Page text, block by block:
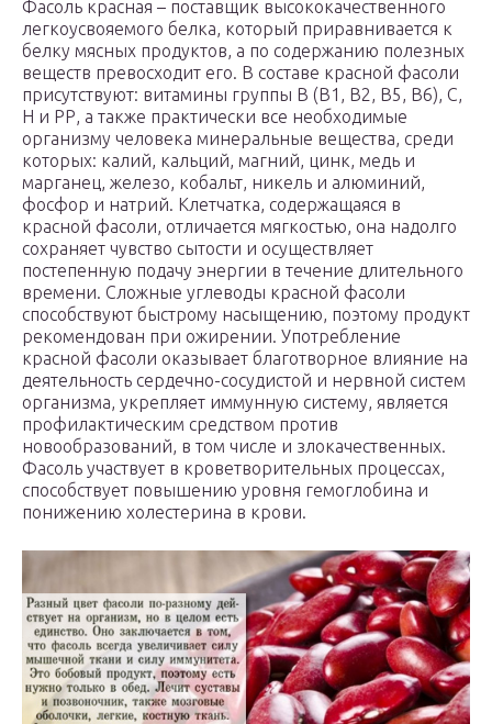
Фасоль красная – поставщик высококачественного
легкоусвояемого белка, который приравнивается к
белку мясных продуктов, а по содержанию полезных
веществ превосходит его. В составе красной фасоли
присутствуют: витамины группы В (В1, В2, В5, В6), С,
Н и РР, а также практически все необходимые
организму человека минеральные вещества, среди
которых: калий, кальций, магний, цинк, медь и
марганец, железо, кобальт, никель и алюминий,
фосфор и натрий. Клетчатка, содержащаяся в
красной фасоли, отличается мягкостью, она надолго
сохраняет чувство сытости и осуществляет
постепенную подачу энергии в течение длительного
времени. Сложные углеводы красной фасоли
способствуют быстрому насыщению, поэтому продукт
рекомендован при ожирении. Употребление
красной фасоли оказывает благотворное влияние на
деятельность сердечно-сосудистой и нервной систем
организма, укрепляет иммунную систему, является
профилактическим средством против
новообразований, в том числе и злокачественных.
Фасоль участвует в кроветворительных процессах,
способствует повышению уровня гемоглобина и
понижению холестерина в крови.